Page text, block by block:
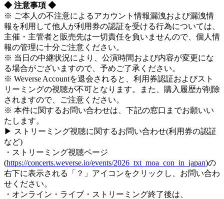
◆ 注意事項 ◆
※ ご本人の不注意によるアカウント情報漏洩および漏洩情
報を利用して他人が利用券の認証を受ける行為については、
主催・主管者と販売先は一切責任を負いませんので、個人情
報の管理に十分ご注意ください。
※ 当日の中継状況により、公演時間および内容が変更にな
る場合がございますので、予めご了承ください。
※ Weverse Accountを退会されると、利用券認証およびスト
リーミングの視聴が不可となります。また、購入履歴が削除
されますので、ご注意ください。
※ 本件に関するお問い合わせは、下記の窓口までお願いい
たします。
▶ ストリーミング視聴に関するお問い合わせ(利用券の認証
など)
・ストリーミング視聴ページ
(https://concerts.weverse.io/events/2026_txt_moa_con_in_japan)の
右下に表示される「？」アイコンをクリックし、お問い合わ
せください。
・オンライン・ライブ・ストリーミング終了後は、